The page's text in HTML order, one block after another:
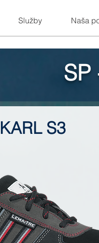
Služby Naša
SP
KARL S3